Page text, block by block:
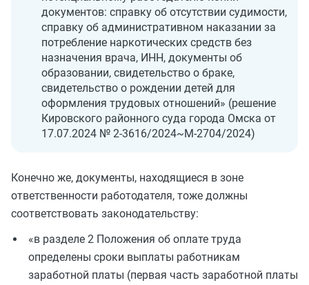
документов: справку об отсутствии судимости,
справку об административном наказании за
потребление наркотических средств без
назначения врача, ИНН, документы об
образовании, свидетельство о браке,
свидетельство о рождении детей для
оформления трудовых отношений» (решение
Кировского районного суда города Омска от
17.07.2024 № 2-3616/2024~М-2704/2024)
Конечно же, документы, находящиеся в зоне
ответственности работодателя, тоже должны
соответствовать законодательству:
«в разделе 2 Положения об оплате труда
определены сроки выплаты работникам
заработной платы (первая часть заработной платы